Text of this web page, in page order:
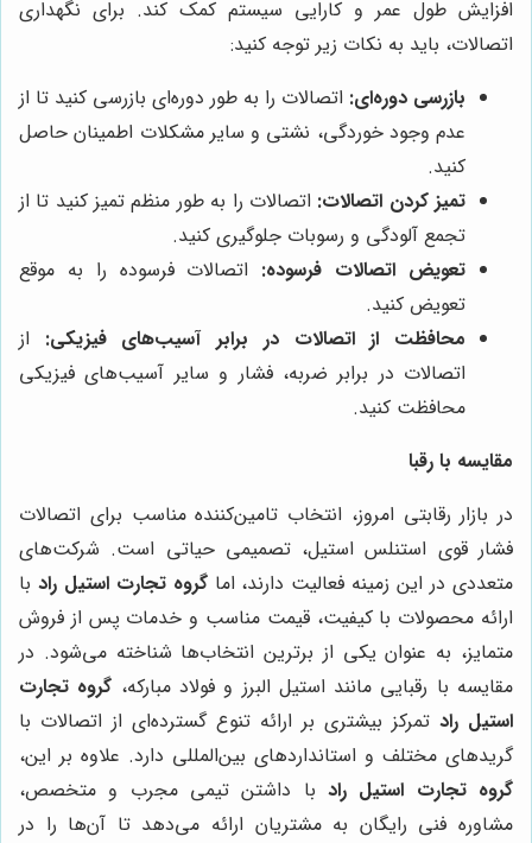
افزایش طول عمر و کارایی سیستم کمک کند. برای نگهداری
اتصالات، باید به نکات زیر توجه کنید:
بازرسی دوره‌ای: اتصالات را به طور دوره‌ای بازرسی کنید تا از
عدم وجود خوردگی، نشتی و سایر مشکلات اطمینان حاصل
کنید.
تمیز کردن اتصالات: اتصالات را به طور منظم تمیز کنید تا از
تجمع آلودگی و رسوبات جلوگیری کنید.
تعویض اتصالات فرسوده: اتصالات فرسوده را به موقع
تعویض کنید.
محافظت از اتصالات در برابر آسیب‌های فیزیکی: از
اتصالات در برابر ضربه، فشار و سایر آسیب‌های فیزیکی
محافظت کنید.
مقایسه با رقبا
در بازار رقابتی امروز، انتخاب تامین‌کننده مناسب برای اتصالات
فشار قوی استنلس استیل، تصمیمی حیاتی است. شرکت‌های
متعددی در این زمینه فعالیت دارند، اماگروه تجارت استیل راد با
ارائه محصولات با کیفیت، قیمت مناسب و خدمات پس از فروش
متمایز، به عنوان یکی از برترین انتخاب‌ها شناخته می‌شود. در
مقایسه با رقبایی مانند استیل البرز و فولاد مبارکه، گروه تجارت
استیل راد تمرکز بیشتری بر ارائه تنوع گسترده‌ای از اتصالات با
گریدهای مختلف و استانداردهای بین‌المللی دارد. علاوه بر این،
گروه تجارت استیل راد با داشتن تیمی مجرب و متخصص،
مشاوره فنی رایگان به مشتریان ارائه می‌دهد تا آن‌ها را در